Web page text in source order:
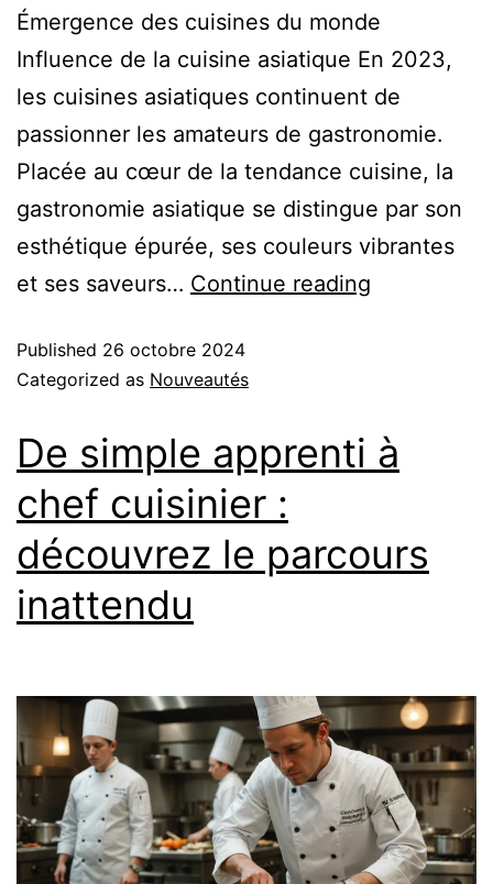
Émergence des cuisines du monde
Influence de la cuisine asiatique En 2023,
les cuisines asiatiques continuent de
passionner les amateurs de gastronomie.
Placée au cœur de la tendance cuisine, la
gastronomie asiatique se distingue par son
esthétique épurée, ses couleurs vibrantes
et ses saveurs… Continue reading
Published 26 octobre 2024
Categorized as Nouveautés
De simple apprenti à
chef cuisinier :
découvrez le parcours
inattendu